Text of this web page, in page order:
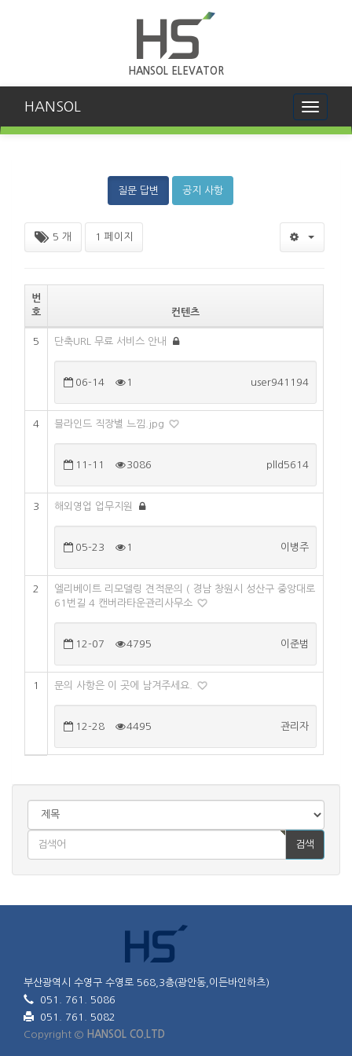
HANSOL ELEVATOR
Toggle
HANSOL
질문 답변 공지 사항
5 개 1 페이지
번
호
컨텐츠
5 단축URL 무료 서비스 안내
06-14 1 user941194
4 블라인드 직장별 느낌.jpg
11-11 3086 plld5614
3 해외영업 업무지원
05-23 1 이병주
2
엘리베이트 리모델링 견적문의 ( 경남 창원시 성산구 중앙대로
61번길 4 캔버라타운관리사무소
12-07 4795 이준범
1 문의 사항은 이 곳에 남겨주세요.
12-28 4495 관리자
검색
부산광역시 수영구 수영로 568,3층(광안동,이든바인하츠)
051. 761. 5086
051. 761. 5082
Copyright © HANSOL CO.LTD